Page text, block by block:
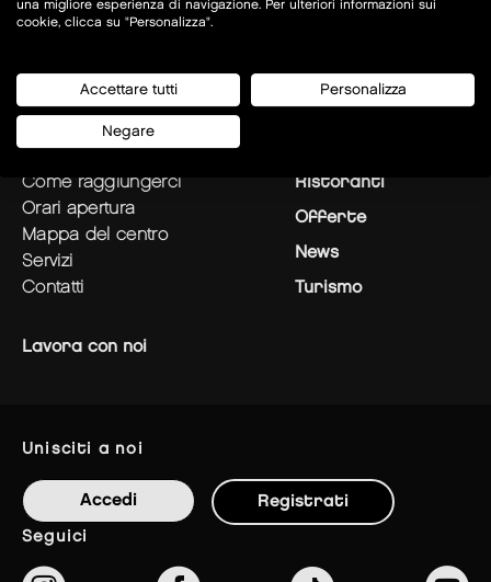
Oggi aperto:10 - 20
pianifica la tua visita
come raggiungerci
orari apertura
mappa del centro
servizi
contatti
Ristoranti
Offerte
News
Turismo
Lavora con noi
unisciti a noi
Accedi Registrati
seguici
una migliore esperienza di navigazione. Per ulteriori informazioni sui
cookie, clicca su "Personalizza".
Accettare tutti Personalizza
Negare